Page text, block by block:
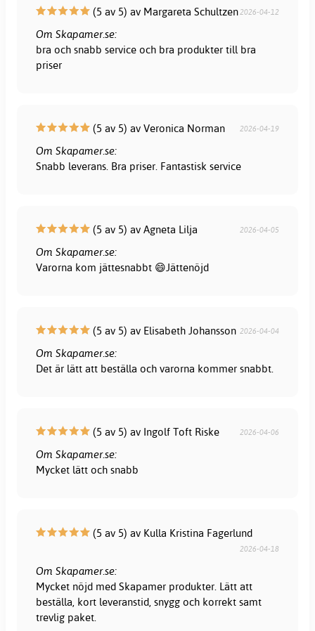
(5 av 5) av Margareta Schultzen2026-04-12
Om Skapamer.se:
bra och snabb service och bra produkter till bra
priser
(5 av 5) av Veronica Norman 2026-04-19
Om Skapamer.se:
Snabb leverans. Bra priser. Fantastisk service
(5 av 5) av Agneta Lilja 2026-04-05
Om Skapamer.se:
Varorna kom jättesnabbt 😄Jättenöjd
(5 av 5) av Elisabeth Johansson 2026-04-04
Om Skapamer.se:
Det är lätt att beställa och varorna kommer snabbt.
(5 av 5) av Ingolf Toft Riske 2026-04-06
Om Skapamer.se:
Mycket lätt och snabb
(5 av 5) av Kulla Kristina Fagerlund
2026-04-18
Om Skapamer.se:
Mycket nöjd med Skapamer produkter. Lätt att
beställa, kort leveranstid, snygg och korrekt samt
trevlig paket.